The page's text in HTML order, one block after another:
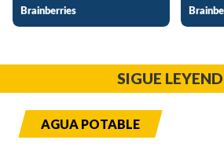
SIGUE
AGUA POTABLE